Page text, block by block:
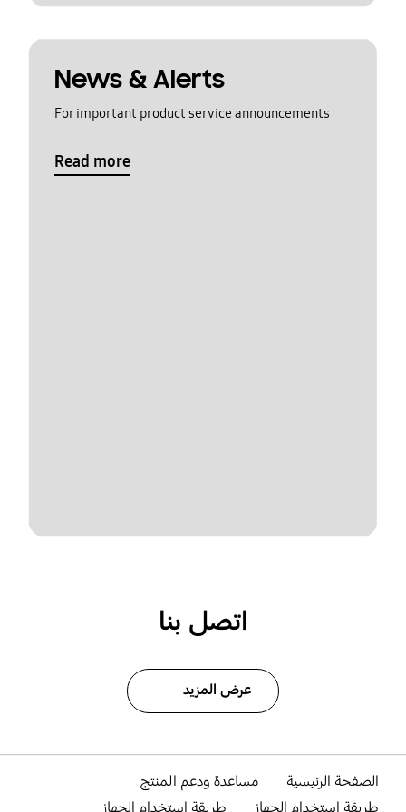
News & Alerts
For important product service announcements
Read more
اتصل بنا
عرض المزيد
الصفحة الرئيسية
مساعدة ودعم المنتج
طريقة استخدام الجهاز
طريقة استخدام الجهاز